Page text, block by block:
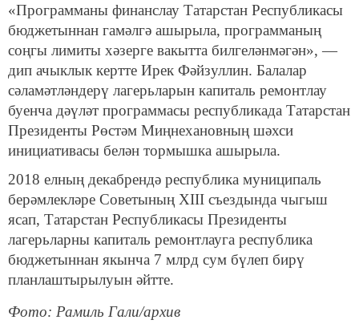
«Программаны финанслау Татарстан Республикасы
бюджетыннан гамәлгә ашырыла, программаның
соңгы лимиты хәзерге вакытта билгеләнмәгән», —
дип ачыклык кертте Ирек Фәйзуллин. Балалар
сәламәтләндерү лагерьларын капиталь ремонтлау
буенча дәүләт программасы республикада Татарстан
Президенты Рөстәм Миңнехановның шәхси
инициативасы белән тормышка ашырыла.
2018 елның декабрендә республика муниципаль
берәмлекләре Советының XIII съездында чыгыш
ясап, Татарстан Республикасы Президенты
лагерьларны капиталь ремонтлауга республика
бюджетыннан якынча 7 млрд сум бүлеп бирү
планлаштырылуын әйтте.
Фото: Рамиль Гали/архив